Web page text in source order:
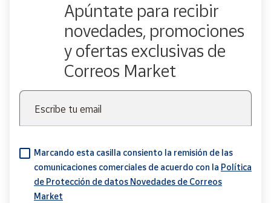
Apúntate para recibir
novedades, promociones
y ofertas exclusivas de
Correos Market
Escribe tu email
Marcando esta casilla consiento la remisión de las
comunicaciones comerciales de acuerdo con la Política
de Protección de datos Novedades de Correos
Market